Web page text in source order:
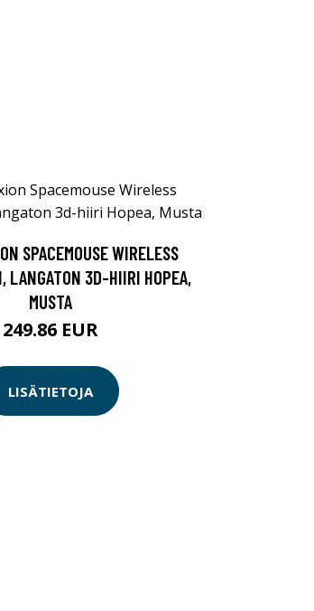
SPACEMOUSE WIRELESS
LANGATON 3D-HIIRI HOPEA,
MUSTA
249.86 EUR
LISÄTIETOJA